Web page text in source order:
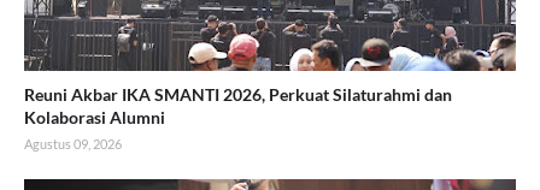
Reuni Akbar IKA SMANTI 2026, Perkuat Silaturahmi dan
Kolaborasi Alumni
Agustus 09, 2026